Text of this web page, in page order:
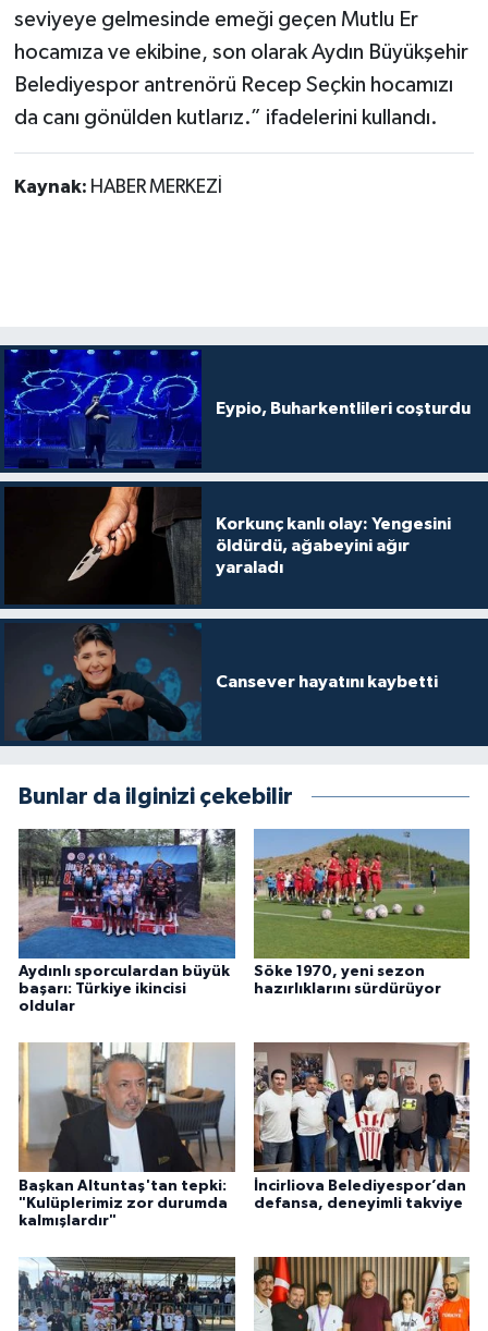
seviyeye gelmesinde emeği geçen Mutlu Er
hocamıza ve ekibine, son olarak Aydın Büyükşehir
Belediyespor antrenörü Recep Seçkin hocamızı
da canı gönülden kutlarız.” ifadelerini kullandı.
Kaynak: HABER MERKEZİ
Eypio, Buharkentlileri coşturdu
Korkunç kanlı olay: Yengesini
öldürdü, ağabeyini ağır
yaraladı
Cansever hayatını kaybetti
Bunlar da ilginizi çekebilir
Aydınlı sporculardan büyük
başarı: Türkiye ikincisi
oldular
Söke 1970, yeni sezon
hazırlıklarını sürdürüyor
Başkan Altuntaş'tan tepki:
"Kulüplerimiz zor durumda
kalmışlardır"
İncirliova Belediyespor’dan
defansa, deneyimli takviye